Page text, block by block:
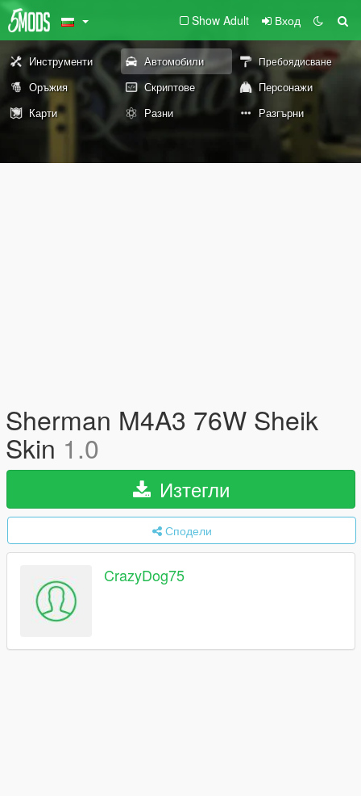
Show Adult Вход
Инструменти Автомобили Пребоядисване
Оръжия Скриптове
Персонажи
Карти
Разни Разгърни
Sherman M4A3 76W Sheik
Skin 1.0
Изтегли
Сподели
CrazyDog75